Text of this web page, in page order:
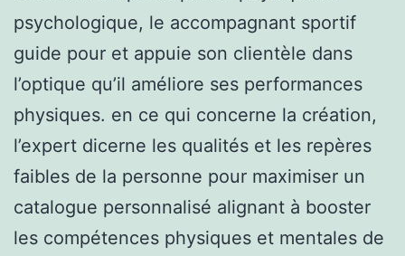
psychologique, le accompagnant sportif
guide pour et appuie son clientèle dans
l’optique qu’il améliore ses performances
physiques. en ce qui concerne la création,
l’expert dicerne les qualités et les repères
faibles de la personne pour maximiser un
catalogue personnalisé alignant à booster
les compétences physiques et mentales de